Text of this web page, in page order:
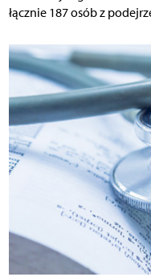
łącznie 187 osób z